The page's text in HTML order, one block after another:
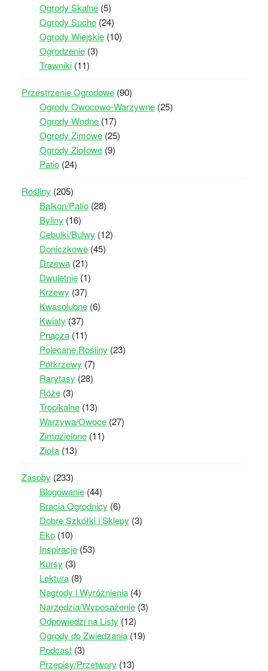
Ogrody Skalne(5)
Ogrody Suche(24)
Ogrody Wiejskie(10)
Ogrodzenie(3)
Trawniki(11)
Przestrzenie Ogrodowe(90)
Ogrody Owocowo-Warzywne(25)
Ogrody Wodne(17)
Ogrody Zimowe(25)
Ogrody Ziołowe(9)
Patio(24)
Rośliny (205)
Balkon/Patio(28)
Byliny (16)
Cebulki/Bulwy (12)
Doniczkowe(45)
Drzewa(21)
Dwuletnie(1)
Krzewy (37)
Kwasolubne(6)
Kwiaty (37)
Pnącza(11)
Polecane Rośliny (23)
Półkrzewy (7)
Rarytasy (28)
Róże(3)
Tropikalne(13)
Warzywa/Owoce(27)
Zimozielone(11)
Zioła(13)
Zasoby (233)
Blogowanie(44)
Bracia Ogrodnicy (6)
Dobre Szkółki i Sklepy (3)
Eko(10)
Inspiracje(53)
Kursy (3)
Lektura(8)
Nagrody i Wyróżnienia(4)
Narzędzia/Wyposażenie(3)
Odpowiedzi na Listy (12)
Ogrody do Zwiedzania(19)
Podcast(3)
Przepisy/Przetwory (13)